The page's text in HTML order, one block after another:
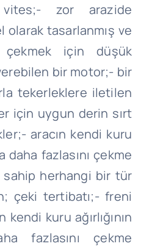
zor arazide
olarak tasarlanmış ve
çekmek için düşük
bir motor;- bir
tekerleklere iletilen
için uygun derin sırt
aracın kendi kuru
daha fazlasını çekme
herhangi bir tür
çeki tertibatı;- freni
kuru ağırlığının
fazlasını çekme